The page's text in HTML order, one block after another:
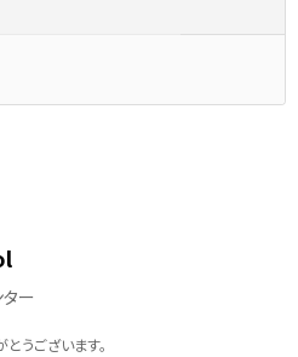
ー
うございます。